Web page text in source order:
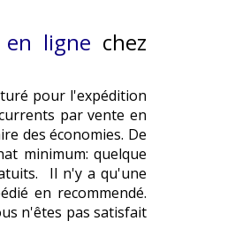
en ligne chez
pour l'expédition
par vente en
des économies. De
minimum: quelque
Il n'y a qu'une
en recommendé.
n'êtes pas satisfait